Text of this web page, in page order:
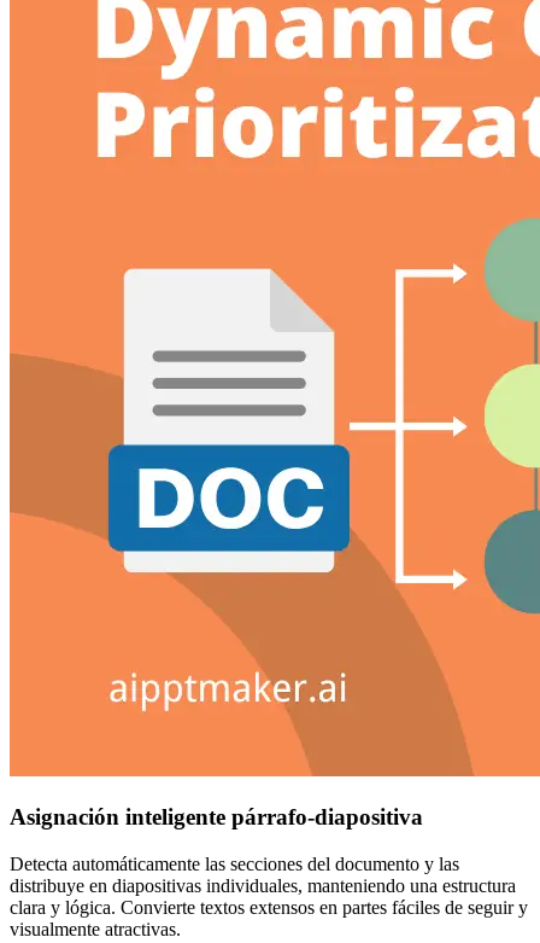
Asignación inteligente párrafo-diapositiva
Detecta automáticamente las secciones del documento y las
distribuye en diapositivas individuales, manteniendo una estructura
clara y lógica. Convierte textos extensos en partes fáciles de seguir y
visualmente atractivas.